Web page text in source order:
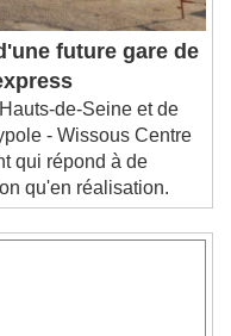
future gare de
de-Seine et de
- Wissous Centre
qui répond à de
qu'en réalisation.